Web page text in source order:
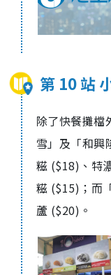
第 10 站
除了快餐攤檔
雪」及「和興
糍 ($18)、 特
糍 ($15)；而
蘆 ($20)。